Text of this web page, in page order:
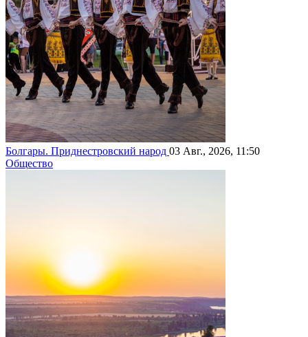
Болгары. Приднестровский народ 03 Авг., 2026, 11:50
Общество